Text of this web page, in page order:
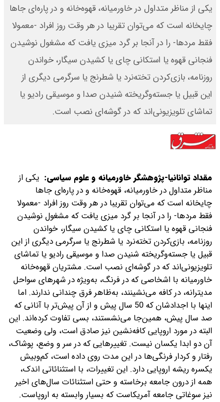
یکی از مناظر متداول در خاورمیانه، قهوه‌خانه و در پاره‌ای جاها
چایخانه است که می‌توان تقریبا در هر وقت روز افراد -معمولا
فقط مردها- را در آنجا بر گرد میزی یافت که مشغول نوشیدن
فنجانی قهوه یا استکانی چای یا کشیدن سیگار، خواندن
روزنامه، بازی‌کردن تخته‌نرد یا شطرنج یا سرگرمی دیگری از
این قبیل یا جسته‌و‌گریخته شنیدن صدا و موسیقی رادیو یا
تماشای تلویزیونی‌اند که در گوشه‌ای نصب است.
مقداد توانانیا-پژوهشگر خاورمیانه و علوم سیاسی: یکی از
مناظر متداول در خاورمیانه، قهوه‌خانه و در پاره‌ای جاها
چایخانه است که می‌توان تقریبا در هر وقت روز افراد -معمولا
فقط مردها- را در آنجا بر گرد میزی یافت که مشغول نوشیدن
فنجانی قهوه یا استکانی چای یا کشیدن سیگار، خواندن
روزنامه، بازی‌کردن تخته‌نرد یا شطرنج یا سرگرمی دیگری از این
قبیل یا جسته‌و‌گریخته شنیدن صدا و موسیقی رادیو یا تماشای
تلویزیونی‌اند که در گوشه‌ای نصب است. مشتریان قهوه‌خانه
خاورمیانه با اشخاصی که در فرنگ، به‌ویژه در شهرهای سواحل
مدیترانه، در کافه می‌نشینند، به‌ظاهر فرق چندانی ندارند. اما
اینها با اجدادشان که 50 سال پیش و از آن پیش‌تر با آنانی که
صد سال پیش، همین‌جا می‌نشستند، بسی تفاوت کرده‌اند. این
البته در مورد اروپایی کافه‌نشین نیز صادق است، ولی وضعیت
آن دو ابدا یکسان نیست. تغییرهایی که در سر و وضع، پوشاک،
رفتار و کردار فرنگی‌ها در این مدت روی داده است، کم‌و‌بیش
یکسره ریشه اروپایی دارد. این تغییرات، با استثنائاتی اندک،
همه از درون جامعه برخاسته و حتی استثنائات سال‌های اخیر
نیز سوغاتی جامعه آمریکا‌ست که بسیار وابسته به اروپاست.